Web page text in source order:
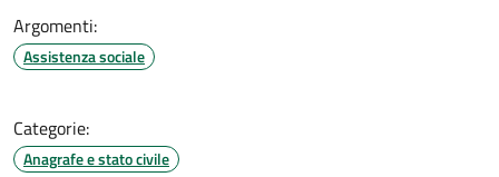
Argomenti:
Assistenza sociale
Categorie:
Anagrafe e stato civile